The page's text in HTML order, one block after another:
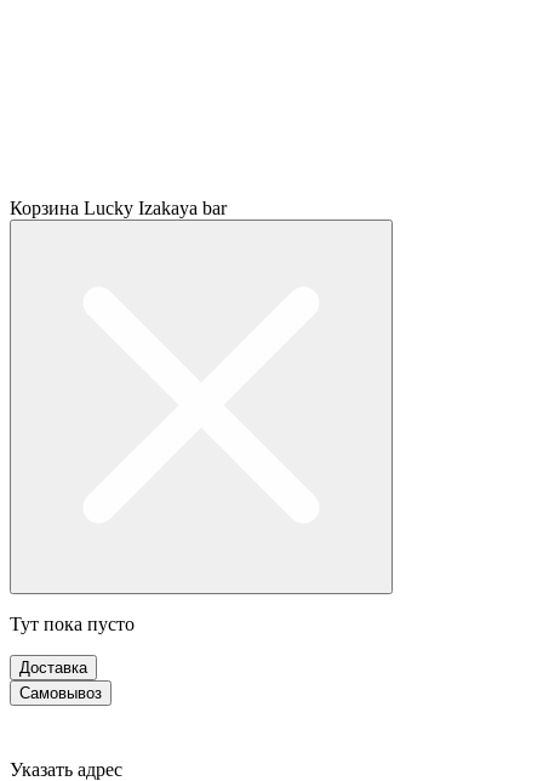
Корзина Lucky Izakaya bar
Тут пока пусто
Доставка
Самовывоз
Указать адрес